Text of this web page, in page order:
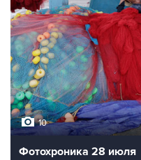
10
Фотохроника 28 июля